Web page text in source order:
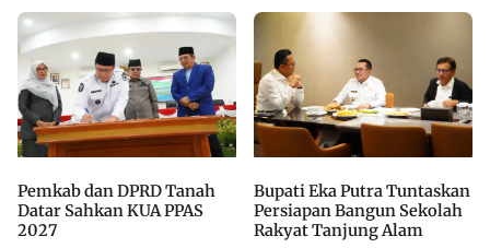
Pemkab dan DPRD Tanah
Datar Sahkan KUA PPAS
2027
Bupati Eka Putra Tuntaskan
Persiapan Bangun Sekolah
Rakyat Tanjung Alam